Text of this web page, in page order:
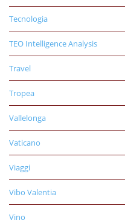
Tecnologia
TEO Intelligence Analysis
Travel
Tropea
Vallelonga
Vaticano
Viaggi
Vibo Valentia
Vino